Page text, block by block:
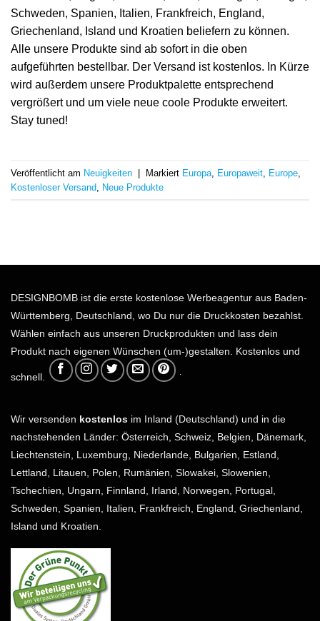
Schweden, Spanien, Italien, Frankfreich, England,
Griechenland, Island und Kroatien beliefern zu können.
Alle unsere Produkte sind ab sofort in die oben
aufgeführten bestellbar. Der Versand ist kostenlos. In Kürze
wird außerdem unsere Produktpalette entsprechend
vergrößert und um viele neue coole Produkte erweitert.
Stay tuned!
Veröffentlicht am Neuigkeiten | Markiert Europa Europaweit Europe
Kostenloser Versand
Neue Produkte
DESIGNBOMB ist die erste kostenlose Werbeagentur aus Baden-
Württemberg, Deutschland, wo Du nur die Druckkosten bezahlst.
Wählen einfach aus unseren Druckprodukten und lass dein
Produkt nach eigenen Wünschen (um-)gestalten. Kostenlos und
schnell.
Wir versenden kostenlos im Inland (Deutschland) und in die
nachstehenden Länder: Österreich, Schweiz, Belgien, Dänemark,
Liechtenstein, Luxemburg, Niederlande, Bulgarien, Estland,
Lettland, Litauen, Polen, Rumänien, Slowakei, Slowenien,
Tschechien, Ungarn, Finnland, Irland, Norwegen, Portugal,
Schweden, Spanien, Italien, Frankfreich, England, Griechenland,
Island und Kroatien.